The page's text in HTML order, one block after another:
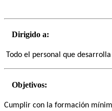
Dirigido a:
Todo el personal que
Objetivos:
Cumplir con la formación